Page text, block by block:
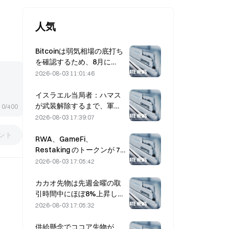
0/400
ト
人気
Bitcoinは弱気相場の底打ち
を確認するため、8月に
$63,000を上回って引ける
言うところでは10倍の可能
性
2026-08-03 11:01:46
イスラエル当局者：ハマス
が武装解除するまで、軍の
資金拠出（撤退）は行わな
2026-08-03 17:39:07
RWA、GameFi、
Restaking のトークンが 7
月のリード市場パフォーマ
2026-08-03 17:05:42
カカオ先物は先週金曜の取
引時間中にほぼ8%上昇し、
市場参加者を驚かせた
2026-08-03 17:05:32
供給懸念でココア先物が